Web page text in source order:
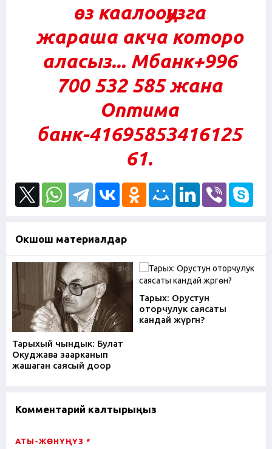
өз каалооңузга
жараша акча которо
аласыз... Мбанк+996
700 532 585 жана
Оптима
банк-41695853416125
61.
Окшош материалдар
Тарыхый чындык: Булат
Окуджава заарканып
жашаган саясый доор
Тарых: Орустун
оторчулук саясаты
кандай жүргөн?
Комментарий калтырыңыз
АТЫ-ЖӨНҮҢҮЗ *